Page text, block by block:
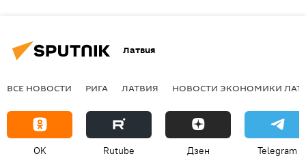
Латвия
ВСЕ НОВОСТИ РИГА ЛАТВИЯ НОВОСТИ ЭКОНОМИКИ
OK Rutube Дзен Telegram